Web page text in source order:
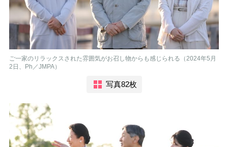
ご一家のリラックスされた雰囲気がお召し物からも感じられる（2024年5月
2日、Ph／JMPA）
写真82枚